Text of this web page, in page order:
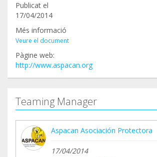
Publicat el
17/04/2014
Més informació
Veure el document
Pàgine web:
http://www.aspacan.org
Teaming Manager
Aspacan Asociación Protectora
17/04/2014